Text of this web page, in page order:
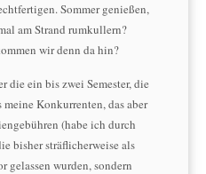
Sommer genießen,
am Strand rumkullern?
wir denn da hin?
die ein bis zwei Semester, die
Konkurrenten, das aber
(habe ich durch
bisher sträflicherweise als
gelassen wurden, sondern